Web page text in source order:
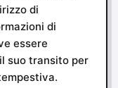
di
di
essere
suo transito per